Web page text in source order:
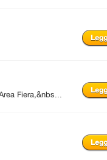
Fiera,&nbs...